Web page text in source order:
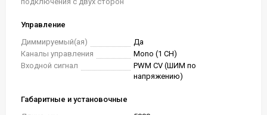
Управление
Диммируемый(ая)
Да
Каналы управления
Mono (1 CH)
Входной сигнал
PWM СV (ШИМ по
напряжению)
Габаритные и установочные